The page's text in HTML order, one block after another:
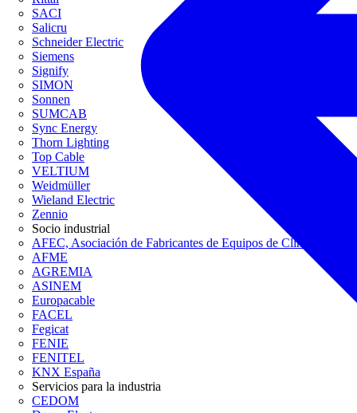
SACI
Salicru
Schneider Electric
Siemens
Signify
SIMON
Sonnen
SUMCAB
Sync Energy
Thorn Lighting
Top Cable
VELTIUM
Weidmüller
Wieland Electric
Zennio
Socio industrial
AFEC, Asociación de Fabricantes de Equipos de Climatización
AFME
AGREMIA
ASINEM
Europacable
FACEL
Fegicat
FENIE
FENITEL
KNX España
Servicios para la industria
CEDOM